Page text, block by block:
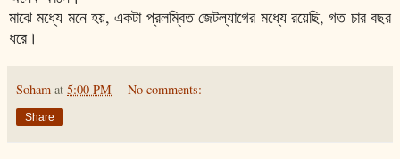
মাঝে মধ্যে মনে হয়, একটা প্রলম্বিত জেটল্যাগের মধ্যে রয়েছি, গত চার বছর
ধরে।
Soham at 5:00 PM No comments:
Share